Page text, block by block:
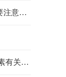
秋季养生的重点是什么 秋季养生要注意什么
总感觉特别疲惫？主要与这5大因素有关，快对照一下！